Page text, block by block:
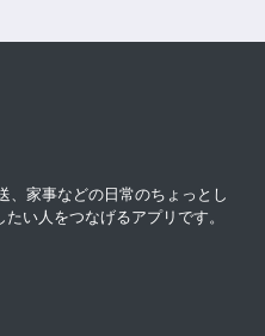
、家事などの日常のちょっとし
い人をつなげるアプリです。